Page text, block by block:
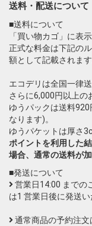
送料・配送について
■送料について
「買い物カゴ」に表
正式な料金は下記の
額として記載されます
エコデリは全国一律
さらに6,000円以上の
ゆうパックは送料
なります)。
ゆうパケットは厚さ
ポイントを利用した
場合、通常の送料が加
■発送について
営業日14:00 までの
は1 営業日後に発送い
通常商品の予約注